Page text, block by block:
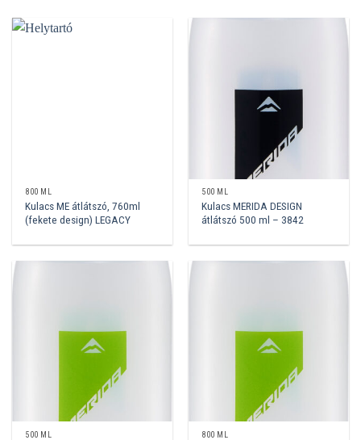
800 ML
Kulacs ME átlátszó, 760ml
(fekete design) LEGACY
500 ML
Kulacs MERIDA DESIGN
átlátszó 500 ml – 3842
500 ML 800 ML